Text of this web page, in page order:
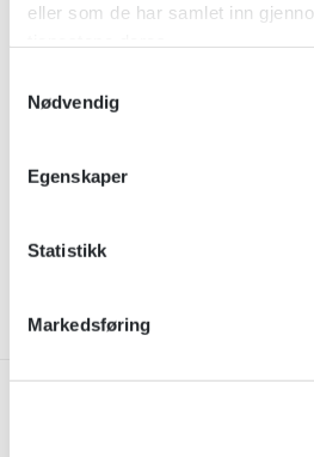
eller som de har samlet inn
Nødvendig
Egenskaper
Statistikk
Markedsføring
Podie Farger Tennis Padel
Se alternativer